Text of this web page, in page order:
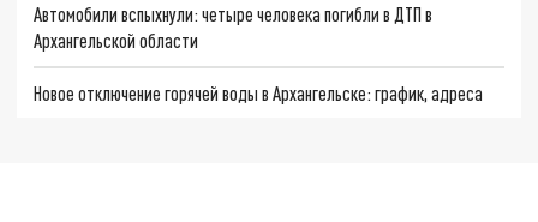
Автомобили вспыхнули: четыре человека погибли в ДТП в
Архангельской области
Новое отключение горячей воды в Архангельске: график, адреса